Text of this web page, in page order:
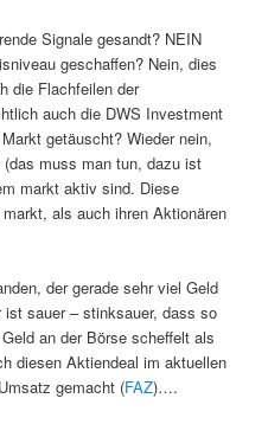
Signale gesandt? NEIN
geschaffen? Nein, dies
die Flachfeilen der
auch die DWS Investment
getäuscht? Wieder nein,
muss man tun, dazu ist
markt aktiv sind. Diese
als auch ihren Aktionären
der gerade sehr viel Geld
sauer – stinksauer, dass so
an der Börse scheffelt als
diesen Aktiendeal im aktuellen
gemacht (FAZ)….